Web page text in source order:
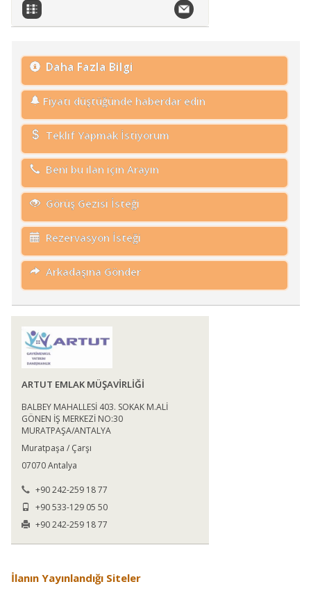
Daha Fazla Bilgi
Fiyatı düştüğünde haberdar edin
Teklif Yapmak İstiyorum
Beni bu ilan için Arayın
Görüş Gezisi İsteği
Rezervasyon İsteği
Arkadaşına Gönder
ARTUT EMLAK MÜŞAVİRLİĞİ
BALBEY MAHALLESİ 403. SOKAK M.ALİ
GÖNEN İŞ MERKEZİ NO:30
MURATPAŞA/ANTALYA
Muratpaşa / Çarşı
07070 Antalya
+90 242-259 18 77
+90 533-129 05 50
+90 242-259 18 77
İlanın Yayınlandığı Siteler